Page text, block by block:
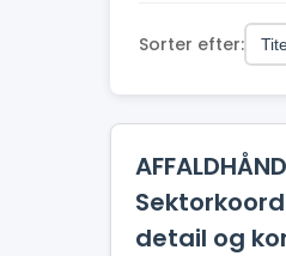
Sorter efter:
detail og